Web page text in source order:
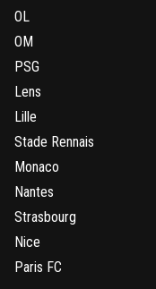
OL
OM
PSG
Lens
Lille
Stade Rennais
Monaco
Nantes
Strasbourg
Nice
Paris FC